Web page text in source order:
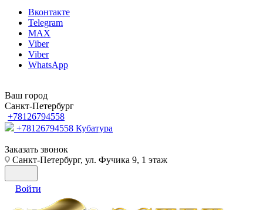
Вконтакте
Telegram
MAX
Viber
Viber
WhatsApp
Ваш город
Санкт-Петербург
+78126794558
+78126794558 Кубатура
Заказать звонок
Санкт-Петербург, ул. Фучика 9, 1 этаж
Войти